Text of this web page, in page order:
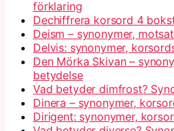
förklaring
Dechiffrera korsord 4
Deism – synonymer,
Delvis: synonymer,
Den Mörka Skivan –
betydelse
Vad betyder dimfrost?
Dinera – synonymer,
Dirigent: synonymer,